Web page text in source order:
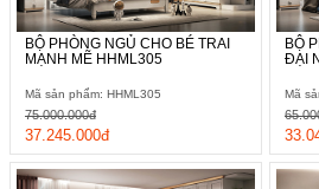
BỘ PHÒNG NGỦ CHO BÉ TRAI
MẠNH MẼ HHML305
Mã sản phẩm: HHML305
37.245.000đ
75.000.000đ
BỘ
ĐẠI
Mã